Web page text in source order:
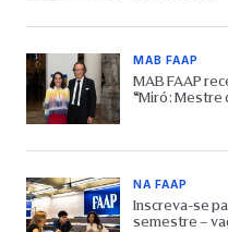
MAB FAAP
MAB FAAP
“Miró: Mestre
NA FAAP
Inscreva-se
semestre –